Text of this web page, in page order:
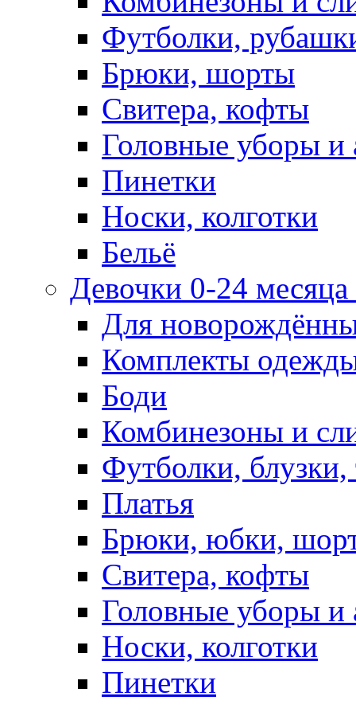
Футболки,
Брюки, шорты
Свитера, кофты
Головные уборы и
Пинетки
Носки, колготки
Бельё
Девочки 0-24
Для
Комплекты
Боди
Комбинезоны и
Футболки,
Платья
Брюки, юбки,
Свитера, кофты
Головные уборы и
Носки, колготки
Пинетки